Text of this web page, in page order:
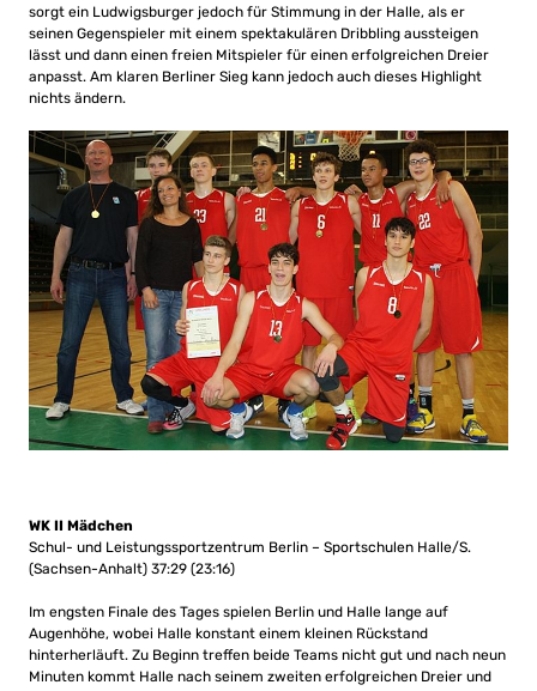
sorgt ein Ludwigsburger jedoch für Stimmung in der Halle, als er
seinen Gegenspieler mit einem spektakulären Dribbling aussteigen
lässt und dann einen freien Mitspieler für einen erfolgreichen Dreier
anpasst. Am klaren Berliner Sieg kann jedoch auch dieses Highlight
nichts ändern.
WK II Mädchen
Schul- und Leistungssportzentrum Berlin – Sportschulen Halle/S.
(Sachsen-Anhalt) 37:29 (23:16)
Im engsten Finale des Tages spielen Berlin und Halle lange auf
Augenhöhe, wobei Halle konstant einem kleinen Rückstand
hinterherläuft. Zu Beginn treffen beide Teams nicht gut und nach neun
Minuten kommt Halle nach seinem zweiten erfolgreichen Dreier und